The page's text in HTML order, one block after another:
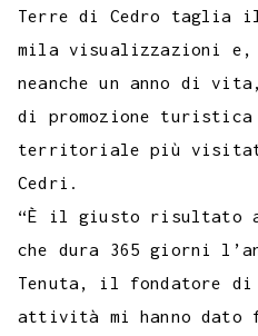
e
b
o
o
k
t
t
e
r
t
s
A
p
p
e
g
r
a
m
s
a
g
e
p
y
L
i
n
k
Terre di Cedro taglia
mila visualizzazioni e,
neanche un anno di
di promozione turistica
territoriale più
Cedri.
“È il giusto risultato a
che dura 365 giorni
Tenuta, il fondatore di
attività mi hanno dato